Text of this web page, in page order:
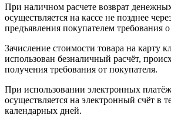
При наличном расчете возврат
осуществляется на кассе не позднее
предъявления покупателем требования о
Зачисление стоимости товара на карту
использован безналичный расчёт,
получения требования от покупателя.
При использовании электронных
осуществляется на электронный счёт в
календарных дней.